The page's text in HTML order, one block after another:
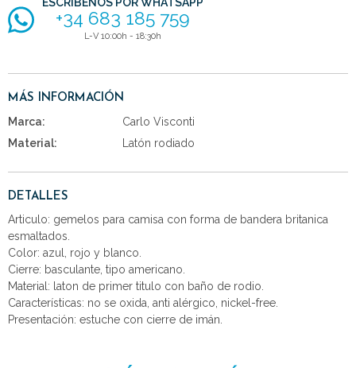
+34 683 185 759
L-V 10:00h - 18:30h
MÁS INFORMACIÓN
Marca:
Carlo Visconti
Material:
Latón rodiado
DETALLES
Articulo: gemelos para camisa con forma de bandera britanica
esmaltados.
Color: azul, rojo y blanco.
Cierre: basculante, tipo americano.
Material: laton de primer titulo con baño de rodio.
Características: no se oxida, anti alérgico, nickel-free.
Presentación: estuche con cierre de imán.